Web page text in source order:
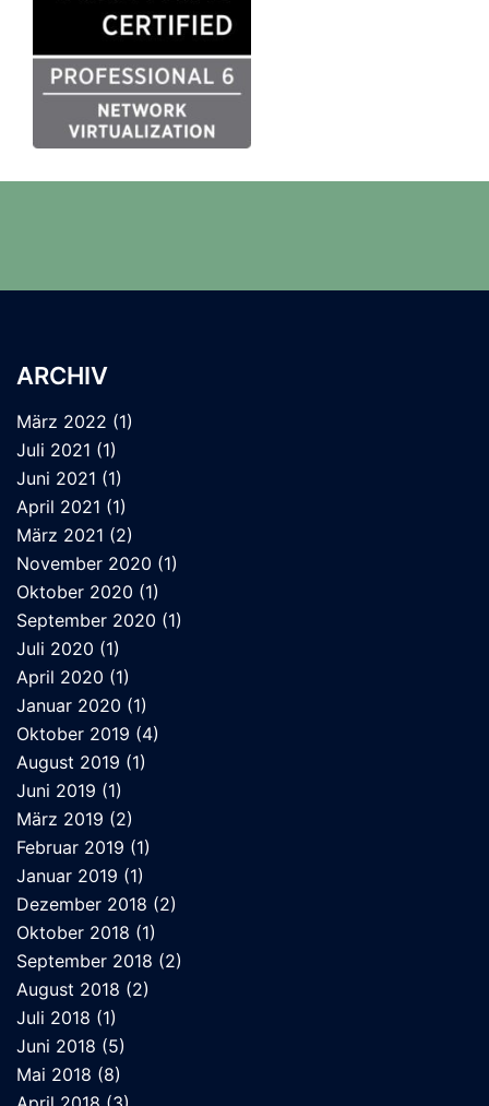
ARCHIV
März 2022 (1)
Juli 2021 (1)
Juni 2021 (1)
April 2021 (1)
März 2021 (2)
November 2020 (1)
Oktober 2020 (1)
September 2020 (1)
Juli 2020 (1)
April 2020 (1)
Januar 2020 (1)
Oktober 2019 (4)
August 2019 (1)
Juni 2019 (1)
März 2019 (2)
Februar 2019 (1)
Januar 2019 (1)
Dezember 2018 (2)
Oktober 2018 (1)
September 2018 (2)
August 2018 (2)
Juli 2018 (1)
Juni 2018 (5)
Mai 2018 (8)